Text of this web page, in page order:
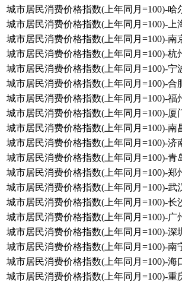
城市居民消费价格指数(上年同月=100)-哈
城市居民消费价格指数(上年同月=100)-上
城市居民消费价格指数(上年同月=100)-南
城市居民消费价格指数(上年同月=100)-杭
城市居民消费价格指数(上年同月=100)-宁
城市居民消费价格指数(上年同月=100)-合
城市居民消费价格指数(上年同月=100)-福
城市居民消费价格指数(上年同月=100)-厦
城市居民消费价格指数(上年同月=100)-南
城市居民消费价格指数(上年同月=100)-济
城市居民消费价格指数(上年同月=100)-青
城市居民消费价格指数(上年同月=100)-郑
城市居民消费价格指数(上年同月=100)-武
城市居民消费价格指数(上年同月=100)-长
城市居民消费价格指数(上年同月=100)-广
城市居民消费价格指数(上年同月=100)-深
城市居民消费价格指数(上年同月=100)-南
城市居民消费价格指数(上年同月=100)-海
城市居民消费价格指数(上年同月=100)-重